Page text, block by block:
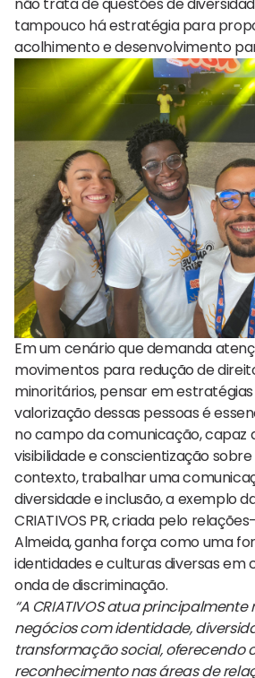
não trata de questões de
tampouco há estratégia para
acolhimento e desenvolvimento
Em um cenário que demanda
movimentos para redução de
minoritários, pensar em
valorização dessas pessoas é
no campo da comunicação, capaz
visibilidade e conscientização
contexto, trabalhar uma
diversidade e inclusão, a exemplo
CRIATIVOS PR, criada pelo
Almeida, ganha força como uma
identidades e culturas diversas
onda de discriminação.
“A CRIATIVOS atua
negócios com identidade,
transformação social, oferecendo
reconhecimento nas áreas de